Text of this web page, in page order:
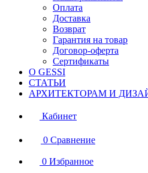
Оплата
Доставка
Возврат
Гарантия на товар
Договор-оферта
Сертификаты
О GESSI
СТАТЬИ
АРХИТЕКТОРАМ И
Кабинет
0 Сравнение
0 Избранное